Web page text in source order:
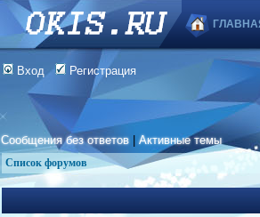
Вход Регистрация
Сообщения без ответов |Активные темы
Список форумов